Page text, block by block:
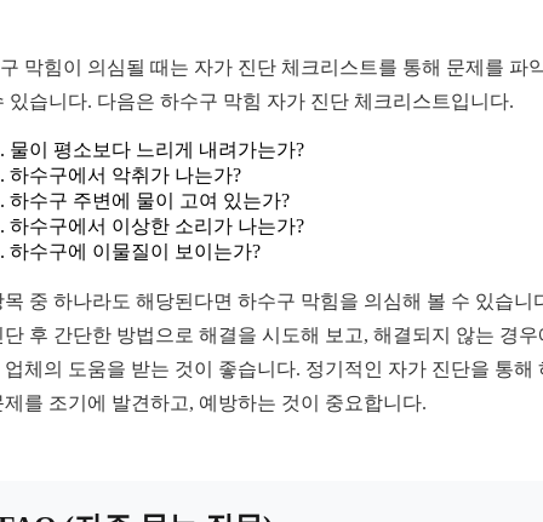
막힘이 의심될 때는 자가 진단 체크리스트를 통해 문제를 파
있습니다. 다음은 하수구 막힘 자가 진단 체크리스트입니다.
물이 평소보다 느리게 내려가는가?
하수구에서 악취가 나는가?
하수구 주변에 물이 고여 있는가?
하수구에서 이상한 소리가 나는가?
하수구에 이물질이 보이는가?
목 중 하나라도 해당된다면 하수구 막힘을 의심해 볼 수 있습니
단 후 간단한 방법으로 해결을 시도해 보고, 해결되지 않는 경우
업체의 도움을 받는 것이 좋습니다. 정기적인 자가 진단을 통해
제를 조기에 발견하고, 예방하는 것이 중요합니다.